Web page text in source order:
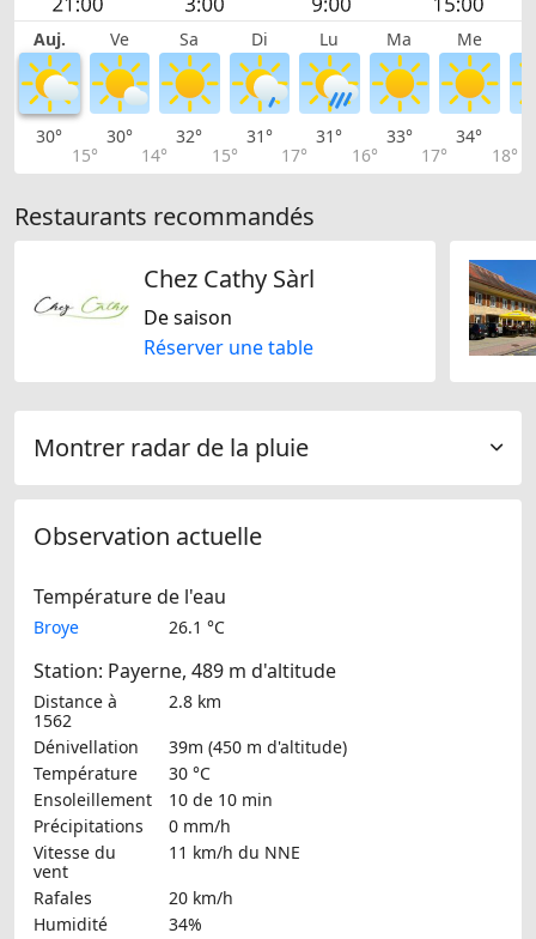
Auj. Ve Sa Di Lu Ma Me
30°
15°
30°
14°
32°
15°
31°
17°
31°
16°
33°
17°
34°
18°
Restaurants recommandés
Chez Cathy Sàrl
De saison
Réserver une table
Montrer radar de la pluie
Observation actuelle
Température de l'eau
Broye 26.1 °C
Station: Payerne, 489 m d'altitude
Distance à
1562
2.8 km
Dénivellation
39m (450 m d'altitude)
Température
30 °C
Ensoleillement
10 de 10 min
Précipitations
0 mm/h
Vitesse du
vent
11 km/h du NNE
Rafales
20 km/h
Humidité
34%